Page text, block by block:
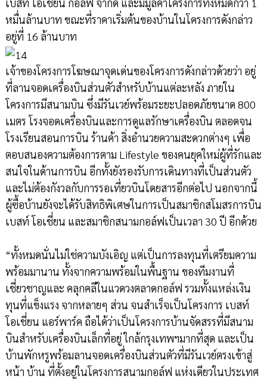
หมื่นล้านบาท ขณะที่ราคาเริ่มต้นของบ้านในโครงการดังกล่าว
อยู่ที่ 16 ล้านบาท
เจ้าของโครงการโฆษณาจุดเด่นของโครงการดังกล่าวด้วยว่า อยู่
ที่ลานจอดเครื่องบินส่วนตัวสำหรับบ้านแต่ละหลัง ภายใน
โครงการมีสนามบิน ซึ่งมีรันเวย์พร้อมระยะปลอดภัยขนาด 800
เมตร โรงจอดเครื่องบินและการดูแลรักษาเครื่องบิน ตลอดจน
โรงเรียนสอนการบิน ร้านค้า สิ่งอำนวยความสะดวกต่างๆ เพื่อ
ตอบสนองความต้องการตาม Lifestyle ของคนยุคใหม่ผู้ที่รักและ
สนใจในด้านการบิน อีกทั้งยังรองรับการเดินทางที่เป็นส่วนตัว
และไม่ต้องกังวลกับการรอเที่ยวบินโดยสารอีกต่อไป นอกจากนี้
ผู้ซื้อบ้านยังจะได้รับสิทธิพิเศษในการเป็นสมาชิกสโมสรการบิน
เบสท์ โอเชี่ยน และสมาชิกสนามกอล์ฟเป็นเวลา 30 ปี อีกด้วย
“ทั้งหมดนั่นไม่ใช่ความบังเอิญ แต่เป็นการลงทุนที่เตรียมความ
พร้อมมานาน ทั้งจากความพร้อมในพื้นฐาน ของทีมงานที่
เชี่ยวชาญและ คลุกคลีในแวดวงตลาดกอล์ฟ รวมทั้งแหล่งเงิน
ทุนที่แข็งแรง จากหลายๆ ส่วน จนสำเร็จเป็นโครงการ เบสท์
โอเชี่ยน แอร์พาร์ค ถือได้ว่าเป็นโครงการบ้านจัดสรรที่มีสนาม
บินสำหรับเครื่องบินเล็กที่อยู่ ใกล้กรุงเทพฯมากที่สุด และเป็น
บ้านพักหรูพร้อมลานจอดเครื่องบินส่วนตัวที่มีรันเวย์ตรงเข้าสู่
หน้า บ้าน ที่ตั้งอยู่ในโครงการสนามกอล์ฟ แห่งเดียวในประเทศ